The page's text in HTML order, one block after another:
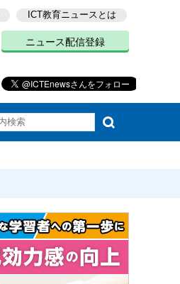
ICT教育ニュースとは
ニュース配信登録